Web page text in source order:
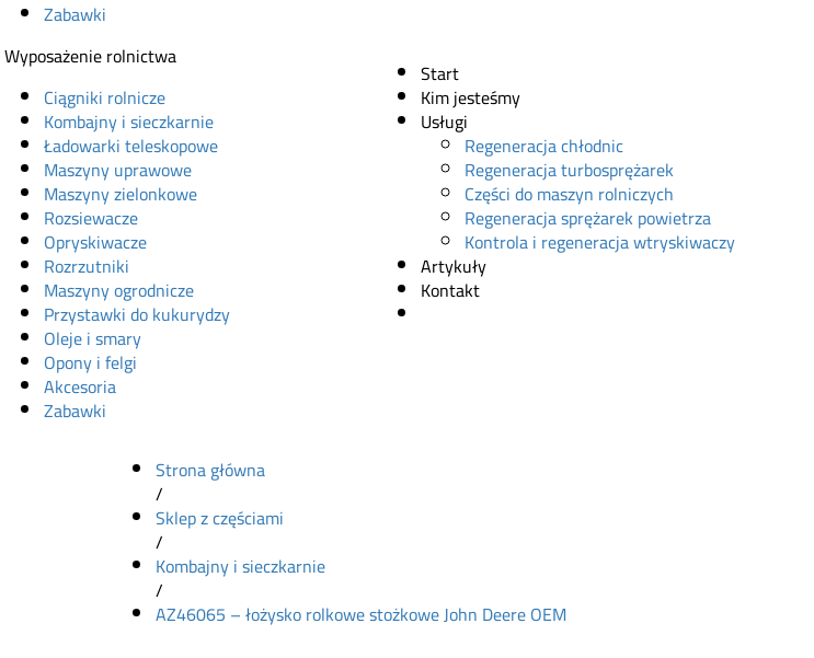
Zabawki
Wyposażenie rolnictwa
Ciągniki rolnicze
Kombajny i sieczkarnie
Ładowarki teleskopowe
Maszyny uprawowe
Maszyny zielonkowe
Rozsiewacze
Opryskiwacze
Rozrzutniki
Maszyny ogrodnicze
Przystawki do kukurydzy
Oleje i smary
Opony i felgi
Akcesoria
Zabawki
Start
Kim jesteśmy
Usługi
Regeneracja chłodnic
Regeneracja turbosprężarek
Części do maszyn rolniczych
Regeneracja sprężarek powietrza
Kontrola i regeneracja wtryskiwaczy
Artykuły
Kontakt
Strona główna
/
Sklep z częściami
/
Kombajny i sieczkarnie
/
AZ46065 – łożysko rolkowe stożkowe John Deere OEM